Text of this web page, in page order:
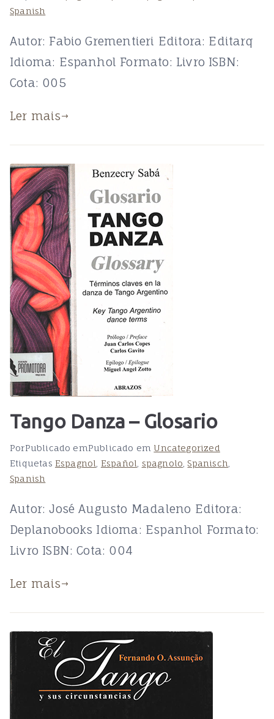
Spanish
Autor: Fabio Grementieri Editora: Editarq
Idioma: Espanhol Formato: Livro ISBN:
Cota: 005
Ler mais
Tango Danza – Glosario
PorPublicado emPublicado em Uncategorized
Etiquetas Espagnol Español spagnolo ,Spanisch
Spanish
Autor: José Augusto Madaleno Editora:
Deplanobooks Idioma: Espanhol Formato:
Livro ISBN: Cota: 004
Ler mais